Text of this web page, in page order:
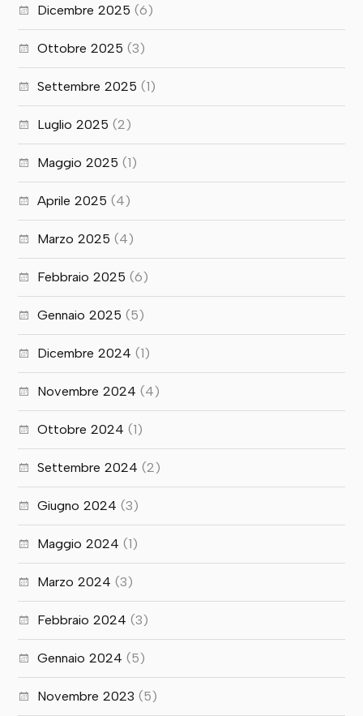
Dicembre 2025 (6)
Ottobre 2025 (3)
Settembre 2025 (1)
Luglio 2025 (2)
Maggio 2025 (1)
Aprile 2025 (4)
Marzo 2025 (4)
Febbraio 2025 (6)
Gennaio 2025 (5)
Dicembre 2024 (1)
Novembre 2024 (4)
Ottobre 2024 (1)
Settembre 2024 (2)
Giugno 2024 (3)
Maggio 2024 (1)
Marzo 2024 (3)
Febbraio 2024 (3)
Gennaio 2024 (5)
Novembre 2023 (5)